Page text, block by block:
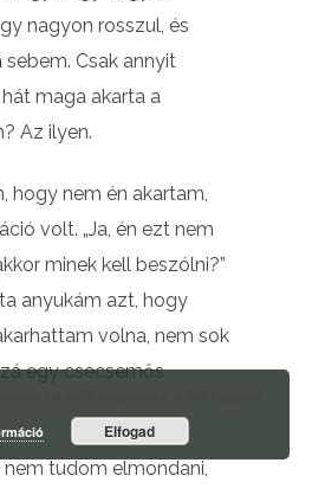
nagyon rosszul, és
sebem. Csak annyit
maga akarta a
Az ilyen.
hogy nem én akartam,
volt. „Ja, én ezt nem
minek kell beszólni?”
anyukám azt, hogy
volna, nem sok
egy csecsemős
nem tudom elmondani,
a sütik használatát el kell fogadni.
Elfogad